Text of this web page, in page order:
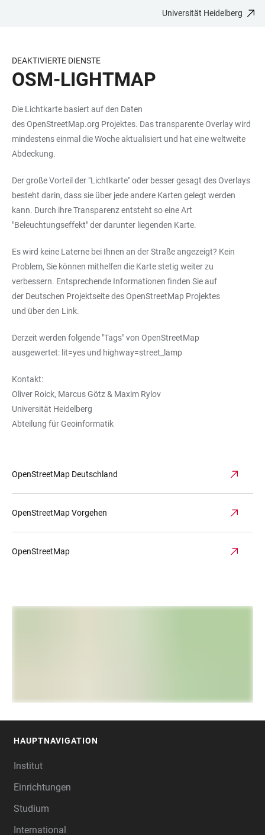
BARRIEREFREIHEIT
Universität Heidelberg
DEAKTIVIERTE DIENSTE
OSM-LIGHTMAP
Die Lichtkarte basiert auf den Daten
desOpenStreetMap.org Projektes. Das transparente Overlay wird
mindestens einmal die Woche aktualisiert und hat eine weltweite
Abdeckung.
Der große Vorteil der "Lichtkarte" oder besser gesagt des Overlays
besteht darin, dass sie über jede andere Karten gelegt werden
kann. Durch ihre Transparenz entsteht so eine Art
"Beleuchtungseffekt" der darunter liegenden Karte.
Es wird keine Laterne bei Ihnen an der Straße angezeigt? Kein
Problem, Sie können mithelfen die Karte stetig weiter zu
verbessern. Entsprechende Informationen finden Sie auf
der Deutschen Projektseitedes OpenStreetMap Projektes
und über den Link.
Derzeit werden folgende "Tags" von OpenStreetMap
ausgewertet: lit=yes und highway=street_lamp
Kontakt:
Oliver Roick, Marcus Götz & Maxim Rylov
Universität Heidelberg
Abteilung für Geoinformatik
OpenStreetMap Deutschland
OpenStreetMap Vorgehen
OpenStreetMap
HAUPTNAVIGATION
Institut
Einrichtungen
Studium
International